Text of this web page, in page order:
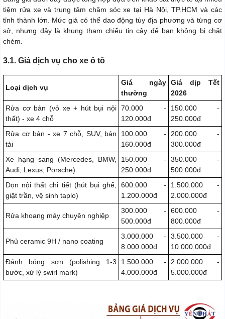
tiệm rửa xe và trung tâm chăm sóc xe tại Hà Nội, TP.HCM và các
tỉnh thành lớn. Mức giá có thể dao động tùy địa phương và từng cơ
sở, nhưng đây là khung tham chiếu tin cậy để bạn không bị chặt
chém.
3.1. Giá dịch vụ cho xe ô tô
Loại dịch vụ
Giá ngày
thường
Giá dịp Tết
2026
Rửa cơ bản (vỏ xe + hút bụi nội
thất) - xe 4 chỗ
70.000 -
120.000đ
150.000 -
250.000đ
Rửa cơ bản - xe 7 chỗ, SUV, bán
tải
100.000 -
160.000đ
200.000 -
300.000đ
Xe hạng sang (Mercedes, BMW,
Audi, Lexus, Porsche)
150.000 -
250.000đ
350.000 -
500.000đ
Dọn nội thất chi tiết (hút bụi ghế,
giặt trần, vệ sinh taplo)
600.000 -
1.200.000đ
1.500.000 -
2.000.000đ
Rửa khoang máy chuyên nghiệp
300.000 -
500.000đ
600.000 -
800.000đ
Phủ ceramic 9H / nano coating
3.000.000 -
8.000.000đ
3.500.000 -
10.000.000đ
Đánh bóng sơn (polishing 1-3
bước, xử lý swirl mark)
1.500.000 -
4.000.000đ
2.000.000 -
5.000.000đ